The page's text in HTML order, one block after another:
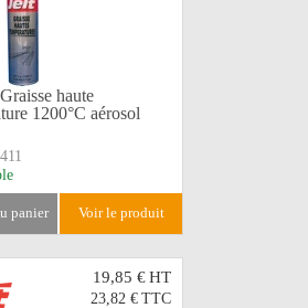
haute
1200°C aérosol
panier voir le produit
19,85 €HT
23,82 € TTC